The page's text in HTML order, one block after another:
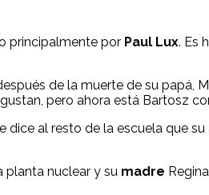
principalmente por Paul Lux. Es
de la muerte de su papá,
pero ahora está Bartosz
dice al resto de la escuela que
planta nuclear y su madre